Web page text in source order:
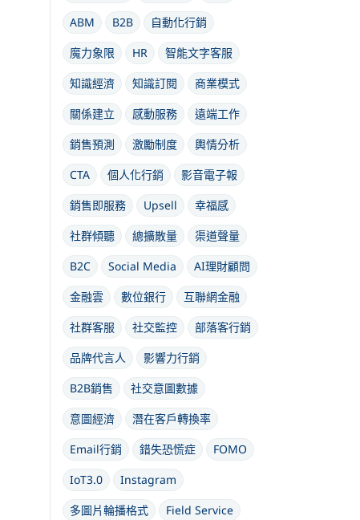
ABM
B2B
自動化行銷
魔力象限
HR
智能文字客服
知識經濟
知識訂閱
商業模式
關係建立
感動服務
遠端工作
銷售預測
激勵制度
輿情分析
CTA
個人化行銷
影音電子報
銷售即服務
Upsell
幸福感
社群傾聽
總擴散量
渠道聲量
B2C
Social Media
AI理財顧問
金融雲
數位銀行
互聯網金融
社群客服
社交監控
部落客行銷
品牌代言人
影響力行銷
B2B銷售
社交意圖數據
意圖經濟
潛在客戶轉換率
Email行銷
錯失恐慌症
FOMO
IoT3.0
Instagram
多圖片輪播格式
Field Service